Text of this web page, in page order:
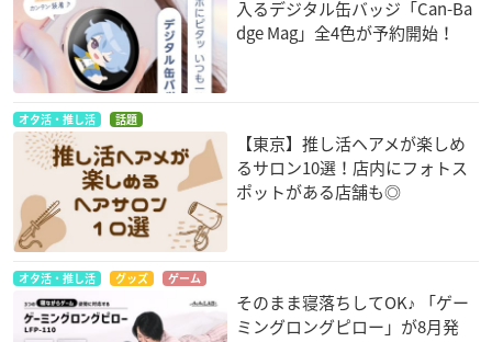
入るデジタル缶バッジ「Can-Ba
dge Mag」全4色が予約開始！
オタ活・推し活 話題
【東京】推し活ヘアメが楽しめ
るサロン10選！店内にフォトス
ポットがある店舗も◎
オタ活・推し活 グッズ ゲーム
そのまま寝落ちしてOK♪ 「ゲー
ミングロングピロー」が8月発